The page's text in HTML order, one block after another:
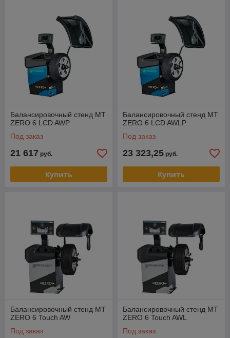
Балансировочный стенд MT
ZERO 6 LCD AWP
Под заказ
21 617 руб.
Купить
Балансировочный стенд MT
ZERO 6 LCD AWLP
Под заказ
23 323,25 руб.
Купить
Балансировочный стенд MT
ZERO 6 Touch AW
Под заказ
Балансировочный стенд MT
ZERO 6 Touch AWL
Под заказ